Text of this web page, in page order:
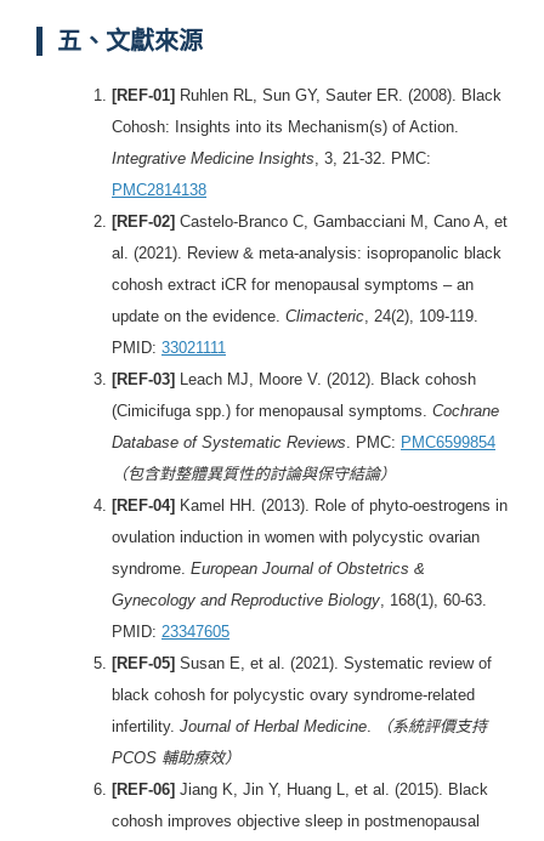
五、文獻來源
[REF-01] Ruhlen RL, Sun GY, Sauter ER. (2008). Black
Cohosh: Insights into its Mechanism(s) of Action.
Integrative Medicine Insights , 3, 21-32. PMC:
PMC2814138
[REF-02] Castelo-Branco C, Gambacciani M, Cano A, et
al. (2021). Review & meta-analysis: isopropanolic black
cohosh extract iCR for menopausal symptoms – an
update on the evidence. Climacteric , 24(2), 109-119.
PMID: 33021111
[REF-03] Leach MJ, Moore V. (2012). Black cohosh
(Cimicifuga spp.) for menopausal symptoms. Cochrane
Database of Systematic Reviews . PMC: PMC6599854
（包含對整體異質性的討論與保守結論）
[REF-04] Kamel HH. (2013). Role of phyto-oestrogens in
ovulation induction in women with polycystic ovarian
syndrome. European Journal of Obstetrics &
Gynecology and Reproductive Biology , 168(1), 60-63.
PMID: 23347605
[REF-05] Susan E, et al. (2021). Systematic review of
black cohosh for polycystic ovary syndrome-related
infertility. Journal of Herbal Medicine
（系統評價支持
PCOS 輔助療效）
[REF-06] Jiang K, Jin Y, Huang L, et al. (2015). Black
cohosh improves objective sleep in postmenopausal